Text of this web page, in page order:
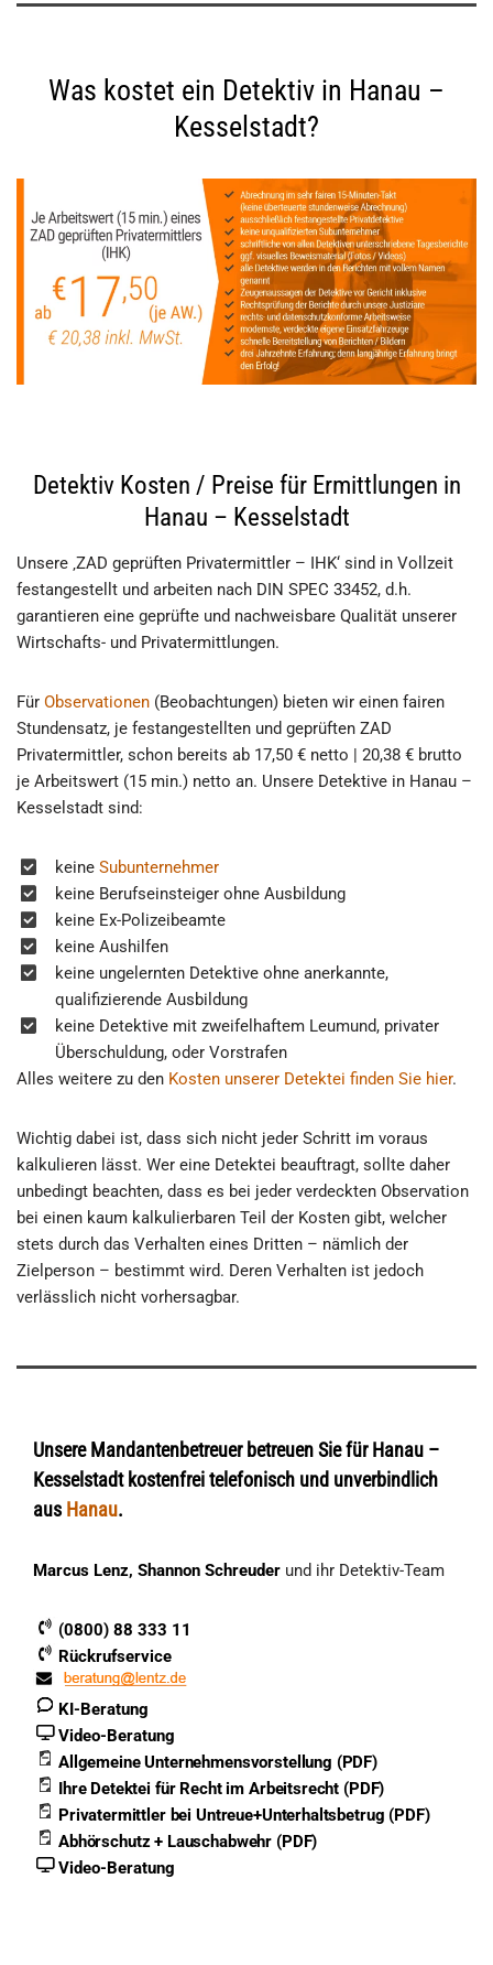
Was kostet ein Detektiv in Hanau –
Kesselstadt?
Detektiv Kosten / Preise für Ermittlungen in
Hanau – Kesselstadt
Unsere ‚ZAD geprüften Privatermittler – IHK‘ sind in Vollzeit
festangestellt und arbeiten nach DIN SPEC 33452, d.h.
garantieren eine geprüfte und nachweisbare Qualität unserer
Wirtschafts- und Privatermittlungen.
Für Observationen (Beobachtungen) bieten wir einen fairen
Stundensatz, je festangestellten und geprüften ZAD
Privatermittler, schon bereits ab 17,50 € netto | 20,38 € brutto
je Arbeitswert (15 min.) netto an. Unsere Detektive in Hanau –
Kesselstadt sind:
keine Subunternehmer
keine Berufseinsteiger ohne Ausbildung
keine Ex-Polizeibeamte
keine Aushilfen
keine ungelernten Detektive ohne anerkannte,
qualifizierende Ausbildung
keine Detektive mit zweifelhaftem Leumund, privater
Überschuldung, oder Vorstrafen
Alles weitere zu den Kosten unserer Detektei finden Sie hier.
Wichtig dabei ist, dass sich nicht jeder Schritt im voraus
kalkulieren lässt. Wer eine Detektei beauftragt, sollte daher
unbedingt beachten, dass es bei jeder verdeckten Observation
bei einen kaum kalkulierbaren Teil der Kosten gibt, welcher
stets durch das Verhalten eines Dritten – nämlich der
Zielperson – bestimmt wird. Deren Verhalten ist jedoch
verlässlich nicht vorhersagbar.
Unsere Mandantenbetreuer betreuen Sie für Hanau –
Kesselstadt kostenfrei telefonisch und unverbindlich
aus Hanau.
Marcus Lenz, Shannon Schreuder und ihr Detektiv-Team
(0800) 88 333 11
Rückrufservice
KI-Beratung
Video-Beratung
Allgemeine Unternehmensvorstellung (PDF)
Ihre Detektei für Recht im Arbeitsrecht (PDF)
Privatermittler bei Untreue+Unterhaltsbetrug (PDF)
Abhörschutz + Lauschabwehr (PDF)
Video-Beratung